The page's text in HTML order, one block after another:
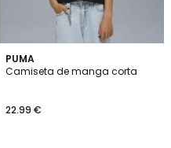
PUMA
Camiseta de manga corta
22.99 €